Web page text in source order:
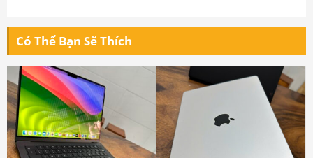
Có Thể Bạn Sẽ Thích